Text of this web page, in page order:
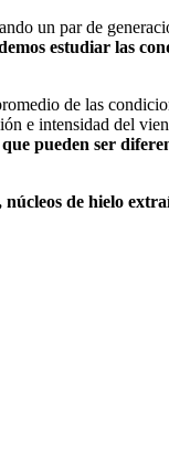
un par de
estudiar las
de las
e intensidad del
pueden ser
de hielo